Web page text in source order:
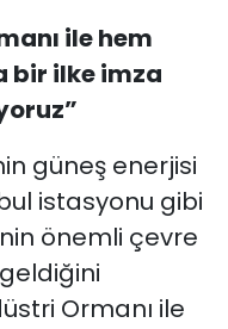
ile hem
bir ilke imza
güneş enerjisi
istasyonu gibi
önemli çevre
Ormanı ile